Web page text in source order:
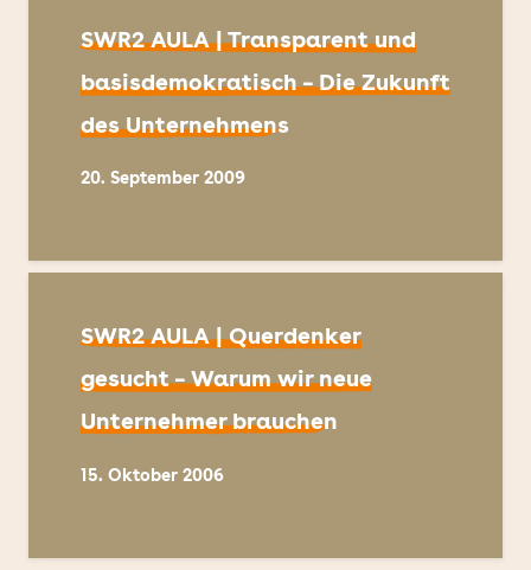
SWR2 AULA | Transparent und
basisdemokratisch – Die Zukunft
des Unternehmens
20. September 2009
SWR2 AULA | Querdenker
gesucht – Warum wir neue
Unternehmer brauchen
15. Oktober 2006